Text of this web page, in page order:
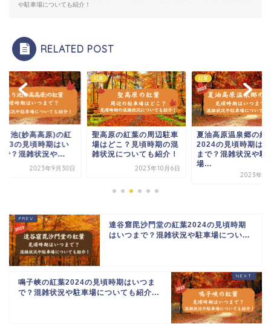
や駐車場についても紹介！
RELATED POST
り池(妙高高原)の紅
の見頃時期はい
で？混雑状況や...
2023年9月30日
紅葉
聖高原の紅葉の周辺駐車
場はどこ？見頃時期の混
雑状況についても紹介！
2023年10月6日
紅葉
夏油高原温泉郷の紅
2024の見頃時期は
まで？混雑状況や駐
場...
2023年9
達谷窟毘沙門堂の紅葉2024の見頃時期
はいつまで？混雑状況や駐車場につい...
鳴子峡の紅葉2024の見頃時期はいつま
で？混雑状況や駐車場についても紹介...